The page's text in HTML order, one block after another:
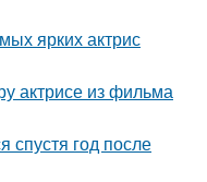
ярких актрис
актрисе из фильма
спустя год после